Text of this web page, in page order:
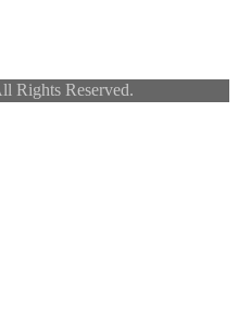
Rights Reserved.